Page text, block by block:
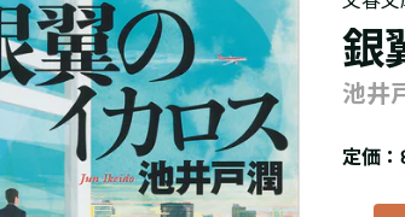
銀
池井
定価：